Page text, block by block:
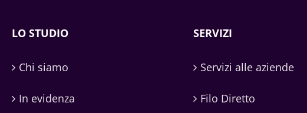
LO STUDIO
Chi siamo
In evidenza
SERVIZI
Servizi alle aziende
Filo Diretto